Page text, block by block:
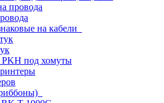
провода
на кабели
под хомуты